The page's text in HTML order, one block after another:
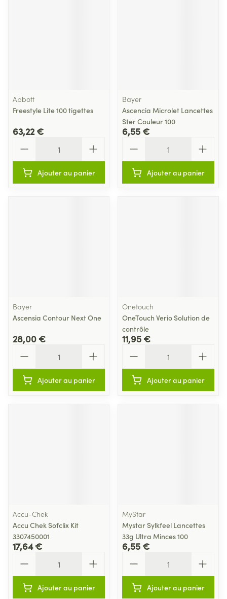
Abbott
Freestyle Lite 100 tigettes
63,22 €
Ajouter au panier
Bayer
Ascencia Microlet Lancettes
Ster Couleur 100
6,55 €
Ajouter au panier
Bayer
Ascensia Contour Next One
28,00 €
Ajouter au panier
Onetouch
OneTouch Verio Solution de
contrôle
11,95 €
Ajouter au panier
Accu-Chek
Accu Chek Sofclix Kit
3307450001
17,64 €
Ajouter au panier
MyStar
Mystar Sylkfeel Lancettes
33g Ultra Minces 100
6,55 €
Ajouter au panier